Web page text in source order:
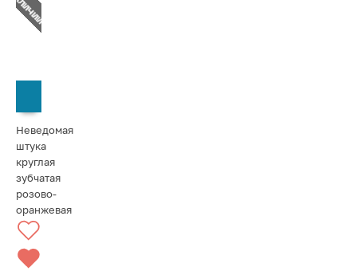
Неведомая
штука
круглая
зубчатая
розово-
оранжевая